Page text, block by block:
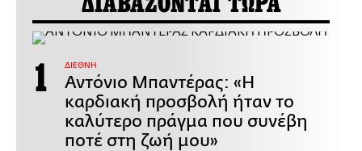
ΔΙΕΘΝΗ
Αντόνιο Μπαντέρας: «Η
καρδιακή προσβολή ήταν το
καλύτερο πράγμα που συνέβη
ποτέ στη ζωή μου»